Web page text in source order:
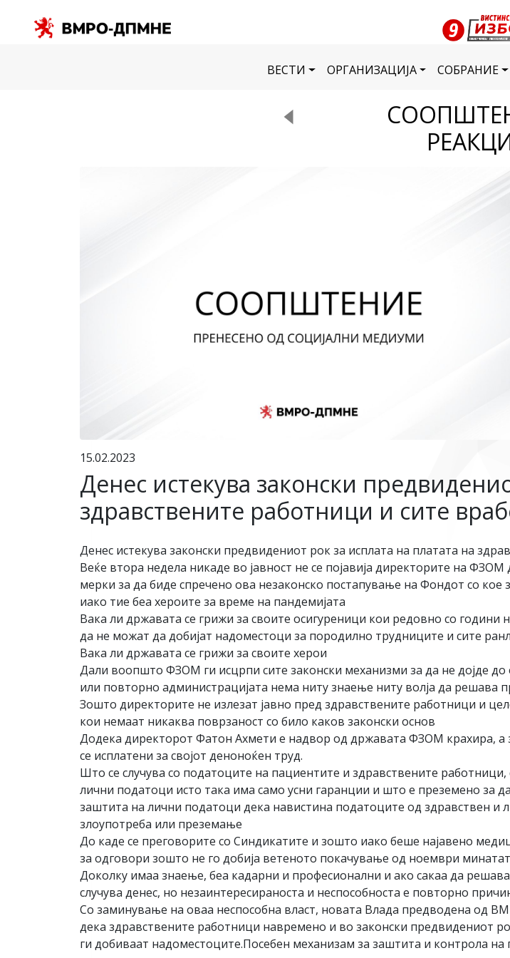
ВЕСТИ ОРГАНИЗАЦИЈА СОБРАНИЕ
15.02.2023
Денес истекува законски
здравствените работници и сите
Денес истекува законски предвидениот рок за исплата на платата на
Веќе втора недела никаде во јавност не се појавија директорите на
мерки за да биде спречено ова незаконско постапување на Фондот со
иако тие беа хероите за време на пандемијата
Вака ли државата се грижи за своите осигуреници кои редовно со години
да не можат да добијат надоместоци за породилно трудниците и сите
Вака ли државата се грижи за своите херои
Дали воопшто ФЗОМ ги исцрпи сите законски механизми за да не дојде до
или повторно администрацијата нема ниту знаење ниту волја да решава
Зошто директорите не излезат јавно пред здравствените работници и
кои немаат никаква поврзаност со било каков законски основ
Додека директорот Фатон Ахмети е надвор од државата ФЗОМ крахира, а
се исплатени за својот деноноќен труд.
Што се случува со податоците на пациентите и здравствените
лични податоци исто така има само усни гаранции и што е преземено за
заштита на лични податоци дека навистина податоците од здравствен и
злоупотреба или преземање
До каде се преговорите со Синдикатите и зошто иако беше најавено
за одговори зошто не го добија ветеното покачување од ноември
Доколку имаа знаење, беа кадарни и професионални и ако сакаа да
случува денес, но незаинтересираноста и неспособноста е повторно
Со заминување на оваа неспособна власт, новата Влада предводена од
дека здравствените работници навремено и во законски предвидениот
ги добиваат надоместоците.Посебен механизам за заштита и контрола